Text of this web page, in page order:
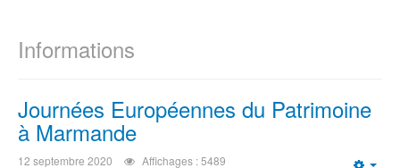
Informations
Journées Européennes du Patrimoine
à Marmande
12 septembre 2020 Affichages : 5489